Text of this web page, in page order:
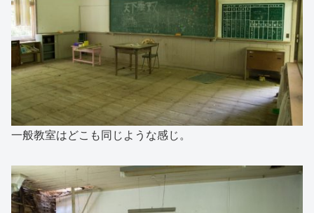
一般教室はどこも同じような感じ。